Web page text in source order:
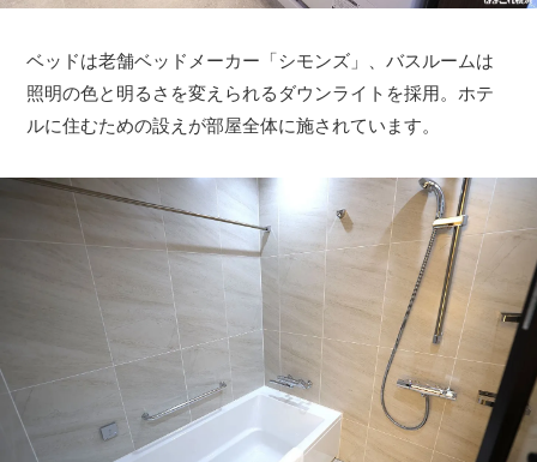
ベッドは老舗ベッドメーカー「シモンズ」、バスルームは
照明の色と明るさを変えられるダウンライトを採用。ホテ
ルに住むための設えが部屋全体に施されています。